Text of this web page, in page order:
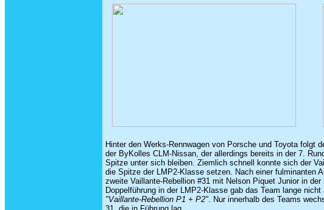
Hinter den Werks-Rennwagen von Porsche und Toyota folgt
der ByKolles CLM-Nissan, der allerdings bereits in der 7.
Spitze unter sich bleiben. Ziemlich schnell konnte sich der
die Spitze der LMP2-Klasse setzen. Nach einer fulminanten
zweite Vaillante-Rebellion #31 mit Nelson Piquet Junior in
Doppelführung in der LMP2-Klasse gab das Team lange
"Vaillante-Rebellion P1 + P2". Nur innerhalb des Teams